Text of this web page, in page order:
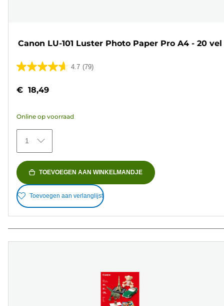
Canon LU-101 Luster Photo Paper Pro A4 - 20 vel
4.7 (79)
4.7
de
sterren.
79
beoordelingen
€ 18,49
Online op voorraad
1
TOEVOEGEN AAN WINKELMANDJE
Toevoegen aan verlanglijst